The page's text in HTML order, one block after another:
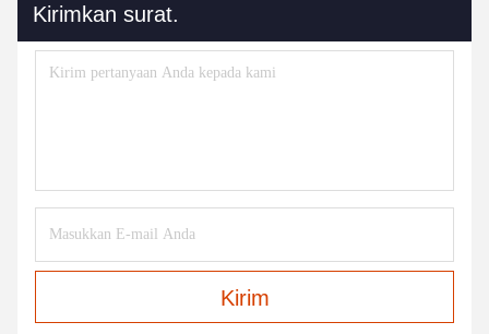
Kirimkan surat.
Kirim